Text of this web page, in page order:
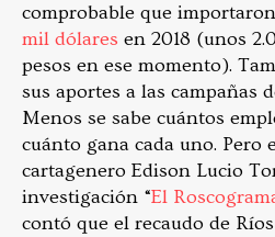
comprobable que
mil dólares en 2018 (unos
pesos en ese momento).
sus aportes a las campañas
Menos se sabe cuántos
cuánto gana cada uno. Pero
cartagenero Edison Lucio
investigación “El
contó que el recaudo de